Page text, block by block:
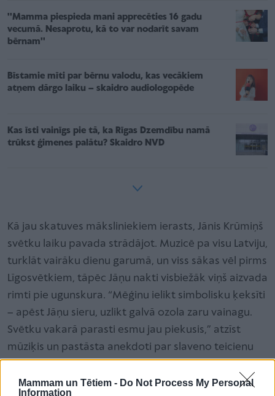
Mammam un Tētiem - Do Not Process My Personal
Information
''Mamma piespieda mani apprecēties 16 gadu
vecumā. Nesaprotu, kā to var nodarīt savam
bērnam''
Bīstamie mīti par bērnu valodu, kas vecākiem
atņem dārgo laiku – skaidro audiologopēde
Kas īsti vainīgs pie tā, ka Rīgas Dzemdību namā
trūkst ģimenes palātu? Skaidro NVD
Kā jau skatuves māksliniekiem ierasts, Jānis Krūmiņš
svētku laiku pavada strādājot. Muzicē pa visu Latviju,
turklāt vairāku dienu garumā, un viss sākas vēl pirms
Līgosvētkiem, tāpēc Jāņu nakti visbiežāk viņš aizvada
rimti pie ugunskura. “Mēģinu ielikt simbolisku ķeksīti
– apēst Jāņu sieru, uzlikt galvā ozola zaru vainagu.
Svētku vakarā parasti esmu jau piekusis,” atzīst
mūziķis un pastāsta anekdoti par slaveno teicienu
līst kā pa Jāņiem: “Senie latvieši šajos svētkos dzēra
tā, ka bija spējīgi pārvietoties tikai četrrāpus, un no